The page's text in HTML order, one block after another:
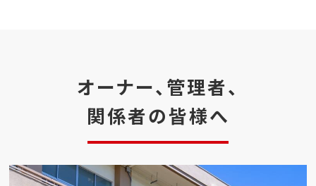
オーナー、管理者、
関係者の皆様へ